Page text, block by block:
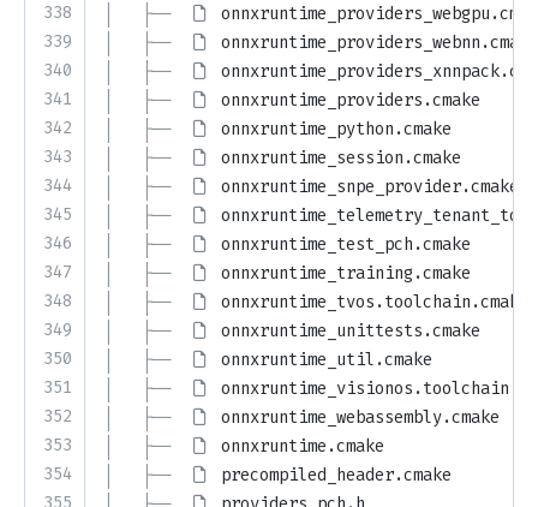
338
339
340
341
342
343
344
345
346
347
348
349
350
351
352
353
354
│   ├──
│   ├──
onnxruntime_providers_webnn.cmake
│   ├──
│   ├──
onnxruntime_providers.cmake
│   ├──
onnxruntime_python.cmake
│   ├──
onnxruntime_session.cmake
│   ├──
onnxruntime_snpe_provider.cmake
│   ├──
│   ├──
onnxruntime_test_pch.cmake
│   ├──
onnxruntime_training.cmake
│   ├──
onnxruntime_tvos.toolchain.cmake
│   ├──
onnxruntime_unittests.cmake
│   ├──
onnxruntime_util.cmake
│   ├──
│   ├──
onnxruntime_webassembly.cmake
│   ├──
onnxruntime.cmake
│   ├──
precompiled_header.cmake